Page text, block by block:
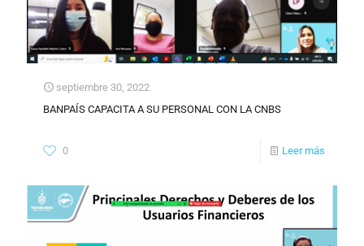
septiembre 30, 2022
BANPAÍS CAPACITA A SU PERSONAL CON LA CNBS
0 Leer más